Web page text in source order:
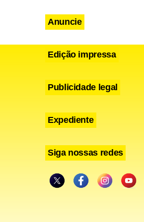
Anuncie
Edição impressa
Publicidade legal
Expediente
Siga nossas redes